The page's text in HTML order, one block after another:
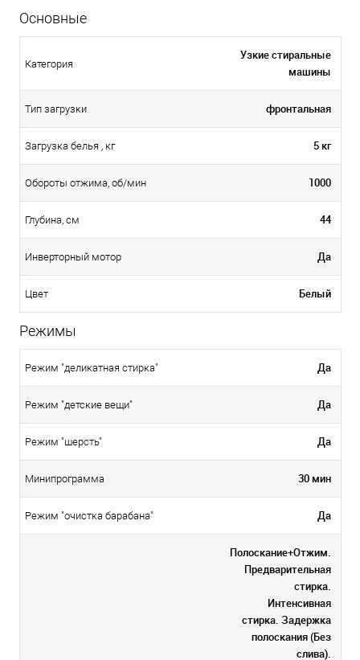
Основные
Категория
Узкие стиральные
машины
Тип загрузки фронтальная
Загрузка белья , кг 5 кг
Обороты отжима, об/мин 1000
Глубина, см 44
Инверторный мотор Да
Цвет Белый
Режимы
Режим "деликатная стирка" Да
Режим "детские вещи" Да
Режим "шерсть" Да
Минипрограмма 30 мин
Режим "очистка барабана" Да
Полоскание+Отжим.
Предварительная
стирка.
Интенсивная
стирка. Задержка
полоскания (Без
слива).